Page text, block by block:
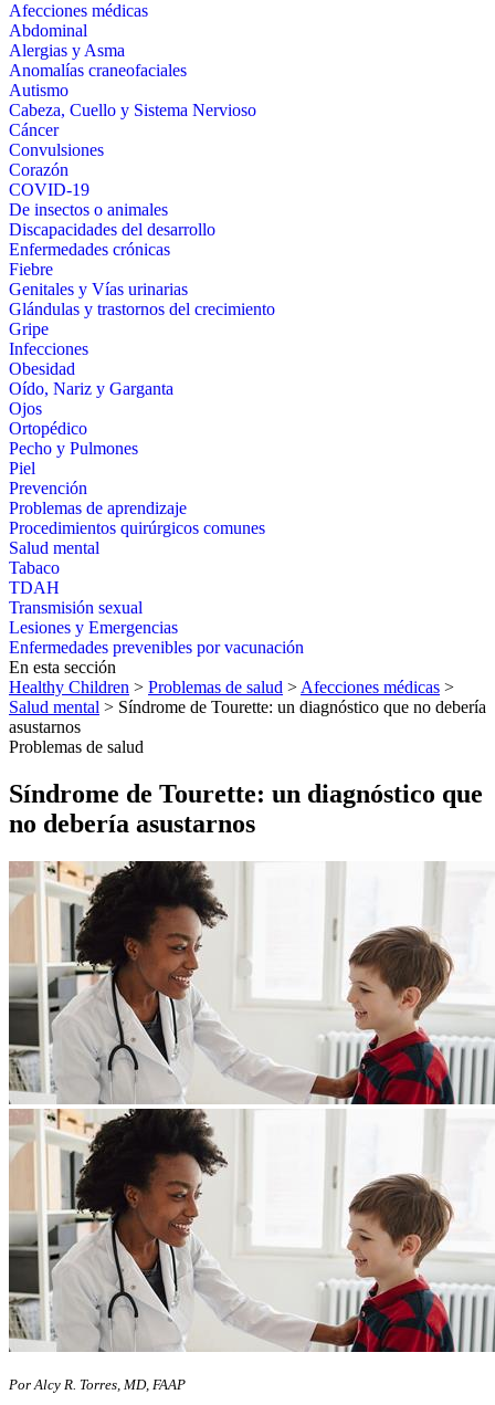
Afecciones médicas
Abdominal
Alergias y Asma
Anomalías craneofaciales
Autismo
Cabeza, Cuello y Sistema Nervioso
Cáncer
Convulsiones
Corazón
COVID-19
De insectos o animales
Discapacidades del desarrollo
Enfermedades crónicas
Fiebre
Genitales y Vías urinarias
Glándulas y trastornos del crecimiento
Gripe
Infecciones
Obesidad
Oído, Nariz y Garganta
Ojos
Ortopédico
Pecho y Pulmones
Piel
Prevención
Problemas de aprendizaje
Procedimientos quirúrgicos comunes
Salud mental
Tabaco
TDAH
Transmisión sexual
Lesiones y Emergencias
Enfermedades prevenibles por vacunación
En esta sección
Healthy Children > Problemas de salud > Afecciones médicas >
Salud mental > Síndrome de Tourette: un diagnóstico que no debería
asustarnos
Problemas de salud
Síndrome de Tourette: un diagnóstico que
no debería asustarnos
Por Alcy R. Torres, MD, FAAP